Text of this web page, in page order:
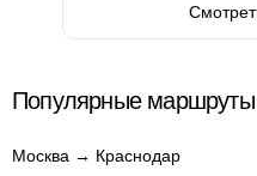
Популярные
Москва → Краснодар